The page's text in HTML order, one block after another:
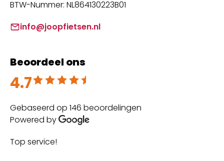
BTW-Nummer: NL864130223B01
info@joopfietsen.nl
Beoordeel ons
4.7
Beoordeeld met 4.7 uit 5
Gebaseerd op 146 beoordelingen
Powered by
Top service!